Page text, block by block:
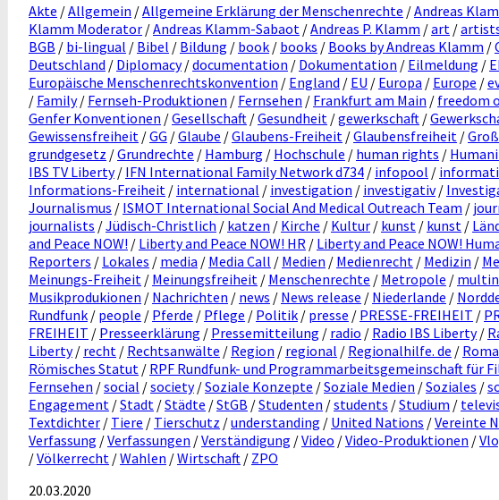
Akte /Allgemein /Allgemeine Erklärung der Menschenrechte /Andreas
Klamm Moderator /Andreas Klamm-Sabaot /Andreas P. Klamm /art /
BGB / bi-lingual / Bibel / Bildung / book / books / Books by Andreas Klamm /
Deutschland / Diplomacy/documentation / Dokumentation / Eilmeldung /
Europäische Menschenrechtskonvention / England / EU / Europa / Europe /
/ Family/ Fernseh-Produktionen / Fernsehen / Frankfurt am Main / freedom
Genfer Konventionen /Gesellschaft /Gesundheit /gewerkschaft /
Gewissensfreiheit /GG /Glaube /Glaubens-Freiheit /Glaubensfreiheit /
grundgesetz /Grundrechte / Hamburg / Hochschule / human rights /
IBS TV Liberty/ IFN International Family Network d734 / infopool /
Informations-Freiheit / international / investigation / investigativ/
Journalismus / ISMOT International Social And Medical Outreach Team /
journalists /Jüdisch-Christlich / katzen / Kirche / Kultur / kunst / kunst /
and Peace NOW! / Liberty and Peace NOW! HR / Liberty and Peace NOW!
Reporters / Lokales / media / Media Call / Medien / Medienrecht / Medizin /
Meinungs-Freiheit / Meinungsfreiheit / Menschenrechte / Metropole /
Musikprodukionen / Nachrichten / news / News release / Niederlande /
Rundfunk / people / Pferde / Pflege / Politik / presse / PRESSE-FREIHEIT /
FREIHEIT / Presseerklärung / Pressemitteilung / radio / Radio IBS Liberty/
Liberty/ recht / Rechtsanwälte / Region / regional / Regionalhilfe. de /
Römisches Statut / RPF Rundfunk- und Programmarbeitsgemeinschaft für
Fernsehen /social /society/Soziale Konzepte /Soziale Medien /Soziales /
Engagement /Stadt /Städte /StGB /Studenten /students /Studium /
Textdichter / Tiere / Tierschutz /understanding / United Nations /Vereinte
Verfassung /Verfassungen /Verständigung /Video /Video-Produktionen /
/Völkerrecht /Wahlen /Wirtschaft / ZPO
20.03.2020